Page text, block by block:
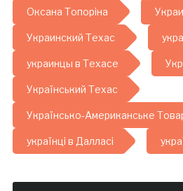
Оксана Топоріна
Украинский Техас
украинцы в Техасе
Український Техас
Українсько-Американське
українці в Далласі